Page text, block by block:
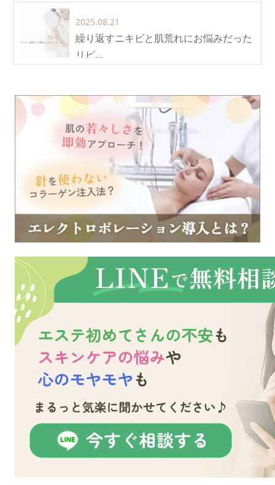
2025.08.21
繰り返すニキビと肌荒れにお悩みだった
リピ…